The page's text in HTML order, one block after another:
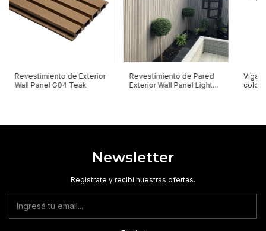
Revestimiento de Exterior
Wall Panel G04 Teak
Revestimiento de Pared
Exterior Wall Panel Light
Viga
color
Newsletter
Registrate y recibí nuestras ofertas.